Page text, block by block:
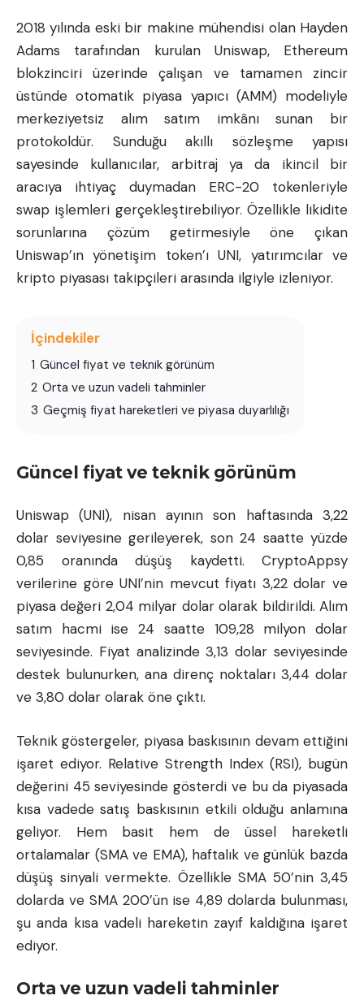
2018 yılında eski bir makine mühendisi olan Hayden
Adams tarafından kurulan Uniswap, Ethereum
blokzinciri üzerinde çalışan ve tamamen zincir
üstünde otomatik piyasa yapıcı (AMM) modeliyle
merkeziyetsiz alım satım imkânı sunan bir
protokoldür. Sunduğu akıllı sözleşme yapısı
sayesinde kullanıcılar, arbitraj ya da ikincil bir
aracıya ihtiyaç duymadan ERC-20 tokenleriyle
swap işlemleri gerçekleştirebiliyor. Özellikle likidite
sorunlarına çözüm getirmesiyle öne çıkan
Uniswap’ın yönetişim token’ı UNI, yatırımcılar ve
kripto piyasası takipçileri arasında ilgiyle izleniyor.
İçindekiler
1 Güncel fiyat ve teknik görünüm
2 Orta ve uzun vadeli tahminler
3 Geçmiş fiyat hareketleri ve piyasa duyarlılığı
Güncel fiyat ve teknik görünüm
Uniswap (UNI), nisan ayının son haftasında 3,22
dolar seviyesine gerileyerek, son 24 saatte yüzde
0,85 oranında düşüş kaydetti. CryptoAppsy
verilerine göre UNI’nin mevcut fiyatı 3,22 dolar ve
piyasa değeri 2,04 milyar dolar olarak bildirildi. Alım
satım hacmi ise 24 saatte 109,28 milyon dolar
seviyesinde. Fiyat analizinde 3,13 dolar seviyesinde
destek bulunurken, ana direnç noktaları 3,44 dolar
ve 3,80 dolar olarak öne çıktı.
Teknik göstergeler, piyasa baskısının devam ettiğini
işaret ediyor. Relative Strength Index (RSI), bugün
değerini 45 seviyesinde gösterdi ve bu da piyasada
kısa vadede satış baskısının etkili olduğu anlamına
geliyor. Hem basit hem de üssel hareketli
ortalamalar (SMA ve EMA), haftalık ve günlük bazda
düşüş sinyali vermekte. Özellikle SMA 50’nin 3,45
dolarda ve SMA 200’ün ise 4,89 dolarda bulunması,
şu anda kısa vadeli hareketin zayıf kaldığına işaret
ediyor.
Orta ve uzun vadeli tahminler